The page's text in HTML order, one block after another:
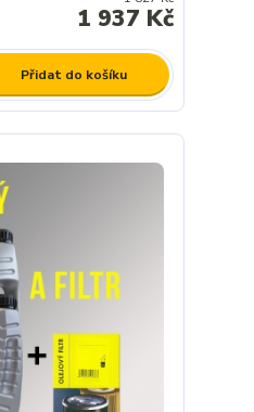
1 937 Kč
Přidat do košíku